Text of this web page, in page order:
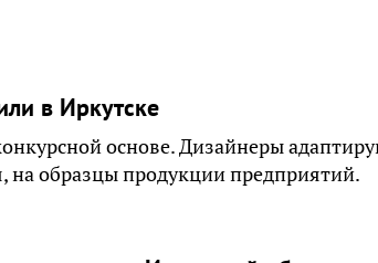
в Иркутске
основе. Дизайнеры
на образцы продукции предприятий.